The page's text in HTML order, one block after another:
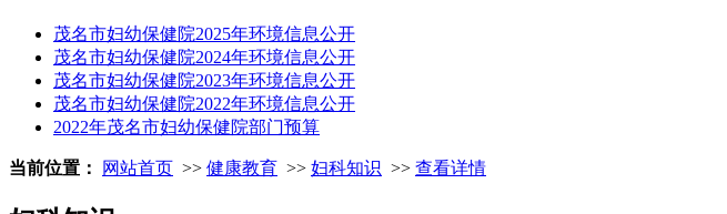
茂名市妇幼保健院2025年环境信息公开
茂名市妇幼保健院2024年环境信息公开
茂名市妇幼保健院2023年环境信息公开
茂名市妇幼保健院2022年环境信息公开
2022年茂名市妇幼保健院部门预算
当前位置： 网站首页 >> 健康教育 >> 妇科知识 >> 查看详情